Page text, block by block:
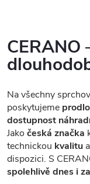
CERANO
Na všechny
poskytujeme
dostupnost
Jako česká značka
technickou kvalitu
dispozici. S
spolehlivě dnes i